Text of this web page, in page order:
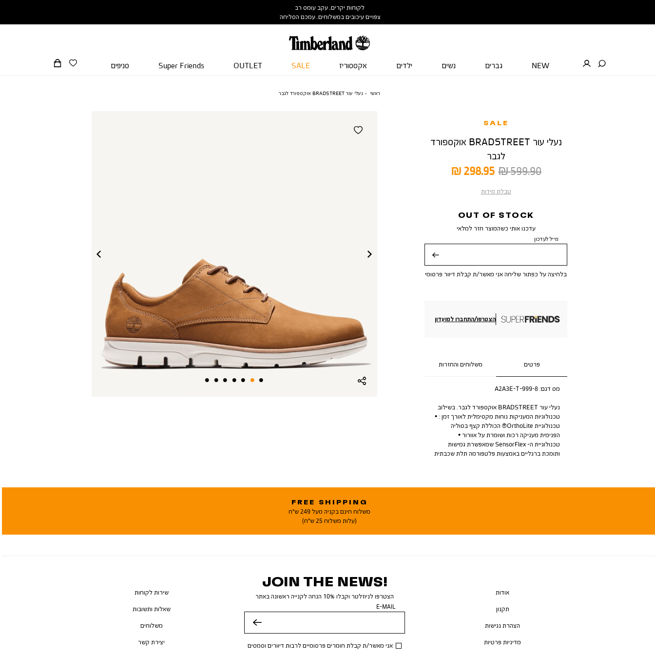
לקוחות יקרים, עקב עומס רב
צפויים עיכובים במשלוחים. עמכם הסליחה
NEW גברים נשים ילדים אקססוריז SALE
OUTLET
Super Friends סניפים
ראשי נעלי עור BRADSTREET אוקספורד לגבר
SALE
נעלי עור BRADSTREET אוקספורד
לגבר
מחיר
298.95 ₪
מחיר
599.90 ₪
טבלת מידות
OUT OF STOCK
עדכנו אותי כשהמוצר חזר למלאי
מייל לעדכון
בלחיצה על כפתור שליחה אני מאשר/ת קבלת דיוור פרסומי
הצטרפו/התחברו למועדון
פרטים משלוחים והחזרות
מס דגם:A2A3E-T-999-8
נעלי עור BRADSTREET אוקספורד לגבר. בשילוב
טכנולוגיות המעניקות נוחות מקסימלית לאורך זמן : •
טכנולוגיית OrthoLite® הכוללת קצף בסוליה
הפנימית מעניקה רכות ושומרת על אוורור •
טכנולוגיית ה- SensorFlex שמאפשרת גמישות
ותומכת ברגליים באמצעות פלטפורמה תלת שכבתית
FREE SHIPPING
משלוח חינם בקניה מעל 249 ש"ח
(עלות משלוח 25 ש"ח)
JOIN THE NEWS!
הצטרפו לניוזלטר וקבלו 10% הנחה לקנייה ראשונה באתר
E-MAIL
אני מאשר/ת קבלת חומרים פרסומיים לרבות דיוורים וסמסים
אודות
תקנון
הצהרת נגישות
מדיניות פרטיות
שירות לקוחות
שאלות ותשובות
משלוחים
יצירת קשר